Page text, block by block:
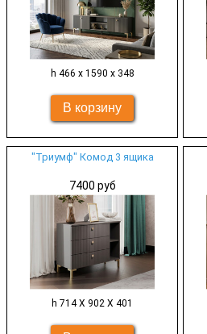
h 466 х 1590 х 348
"Триумф" Комод 3 ящика
7400 руб
h 714 Х 902 Х 401